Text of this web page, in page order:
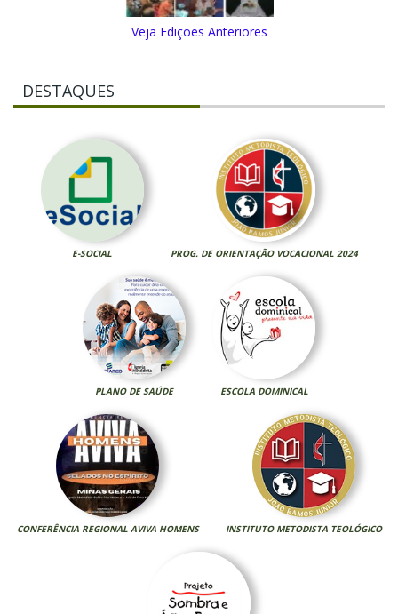
Veja Edições Anteriores
DESTAQUES
E-SOCIAL PROG. DE ORIENTAÇÃO VOCACIONAL 2024
PLANO DE SAÚDE ESCOLA DOMINICAL
CONFERÊNCIA REGIONAL AVIVA HOMENS INSTITUTO METODISTA TEOLÓGICO